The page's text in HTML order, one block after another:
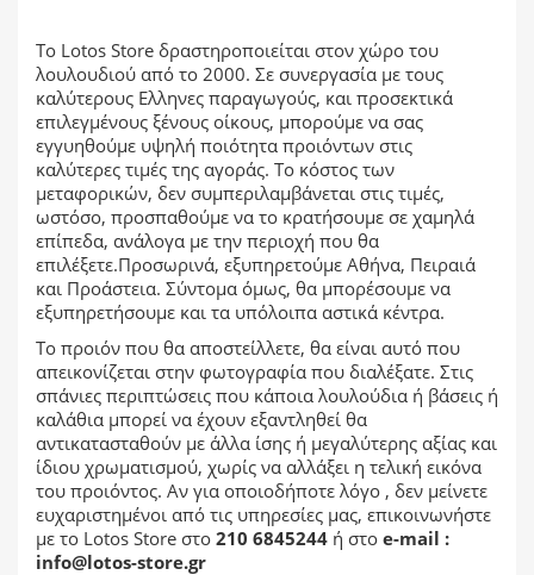
Το Lotos Store δραστηροποιείται στον χώρο του
λουλουδιού από το 2000. Σε συνεργασία με τους
καλύτερους Ελληνες παραγωγούς, και προσεκτικά
επιλεγμένους ξένους οίκους, μπορούμε να σας
εγγυηθούμε υψηλή ποιότητα προιόντων στις
καλύτερες τιμές της αγοράς. Το κόστος των
μεταφορικών, δεν συμπεριλαμβάνεται στις τιμές,
ωστόσο, προσπαθούμε να το κρατήσουμε σε χαμηλά
επίπεδα, ανάλογα με την περιοχή που θα
επιλέξετε.Προσωρινά, εξυπηρετούμε Αθήνα, Πειραιά
και Προάστεια. Σύντομα όμως, θα μπορέσουμε να
εξυπηρετήσουμε και τα υπόλοιπα αστικά κέντρα.
Το προιόν που θα αποστείλλετε, θα είναι αυτό που
απεικονίζεται στην φωτογραφία που διαλέξατε. Στις
σπάνιες περιπτώσεις που κάποια λουλούδια ή βάσεις ή
καλάθια μπορεί να έχουν εξαντληθεί θα
αντικατασταθούν με άλλα ίσης ή μεγαλύτερης αξίας και
ίδιου χρωματισμού, χωρίς να αλλάξει η τελική εικόνα
του προιόντος. Αν για οποιοδήποτε λόγο , δεν μείνετε
ευχαριστημένοι από τις υπηρεσίες μας, επικοινωνήστε
με το Lotos Store στο 210 6845244 ή στο e-mail :
info@lotos-store.gr